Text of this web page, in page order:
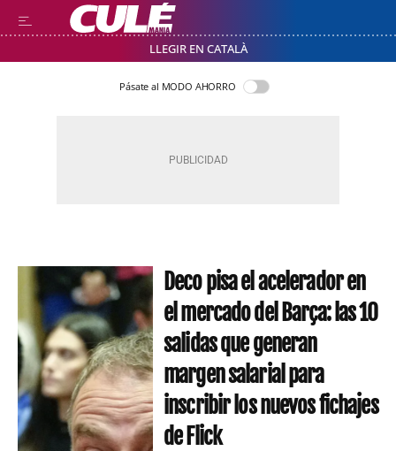
LLEGIR EN CATALÀ
Pásate al MODO AHORRO
Deco pisa el acelerador en
el mercado del Barça: las 10
salidas que generan
margen salarial para
inscribir los nuevos fichajes
de Flick